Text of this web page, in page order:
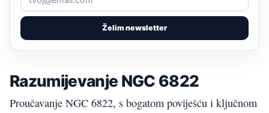
Želim newsletter
Razumijevanje NGC 6822
Proučavanje NGC 6822, s bogatom poviješću i ključnom